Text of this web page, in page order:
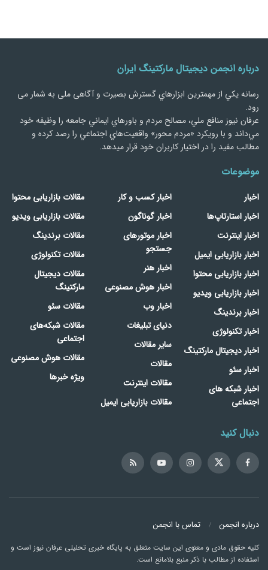
درباره انجمن دیجیتال مارکتینگ ایران
رسانه يكي از مهمترین ابزارهاي گسترش بصیرت و آگاهی ملی به شمار می
رود.
عرفان نیوز منافع ملي، مصالح مردم و باورهاي ايماني جامعه را وظيفه خود
مي‌داند و با رويكرد «مردم‌ محور» واقعيت‌هاي اجتماعي را رصد کرده و
مطالب مفید را در اختیار کاربران خود قرار میدهد.
موضوعات
اخبار
اخبار استارتاپ‌ها
اخبار اینترنت
اخبار بازاریابی ایمیل
اخبار بازاریابی محتوا
اخبار بازاریابی ویدیو
اخبار برندینگ
اخبار تکنولوژی
اخبار دیجیتال مارکتینگ
اخبار سئو
اخبار شبکه های
اجتماعی
اخبار کسب و کار
اخبار گوناگون
اخبار موتورهای
جستجو
اخبار هنر
اخبار هوش مصنوعی
اخبار وب
دنیای تبلیغات
سایر مقالات
مقالات
مقالات اینترنت
مقالات بازاریابی ایمیل
مقالات بازاریابی محتوا
مقالات بازاریابی ویدیو
مقالات برندینگ
مقالات تکنولوژی
مقالات دیجیتال
مارکتینگ
مقالات سئو
مقالات شبکه‌های
اجتماعی
مقالات هوش مصنوعی
ویژه خبرها
دنبال کنید
درباره انجمن تماس با انجمن
کلیه حقوق مادی و معنوی این سایت متعلق به پایگاه خبری تحلیلی عرفان نیوز است و
استفاده از مطالب با ذکر منبع بلامانع است.